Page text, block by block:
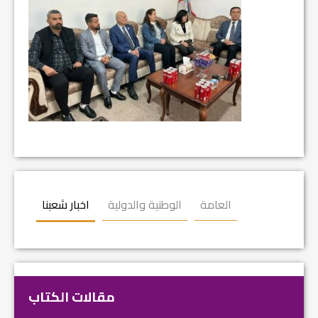
اخبار شعبنا الوطنية والدولية العامة
مقالات الكتاب